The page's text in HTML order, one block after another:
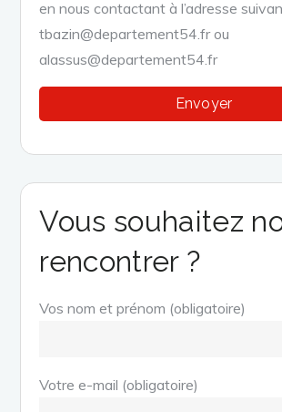
en nous contactant à l’adresse
tbazin@departement54.fr ou
alassus@departement54.fr
Vous souhaitez
rencontrer ?
Vos nom et prénom (obligatoire)
Votre e-mail (obligatoire)